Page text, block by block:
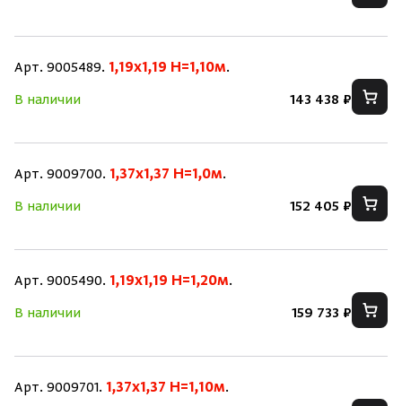
Арт. 9005489. 1,19x1,19 H=1,10м.
В наличии
143 438 ₽
Арт. 9009700. 1,37x1,37 H=1,0м.
В наличии
152 405 ₽
Арт. 9005490. 1,19x1,19 H=1,20м.
В наличии
159 733 ₽
Арт. 9009701. 1,37x1,37 H=1,10м.